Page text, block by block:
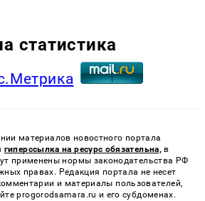
статистика
материалов новостного портала
гиперссылка на ресурс обязательна, в
применены нормы законодательства РФ
правах. Редакция портала не несет
и материалы пользователей,
progorodsamara.ru и его субдоменах.